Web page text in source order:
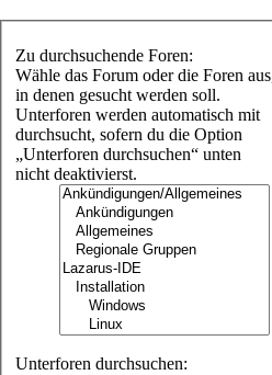
Zu durchsuchende Foren:
Wähle das Forum oder die Foren
in denen gesucht werden soll.
Unterforen werden automatisch mit
durchsucht, sofern du die Option
„Unterforen durchsuchen“ unten
nicht deaktivierst.
Unterforen durchsuchen: